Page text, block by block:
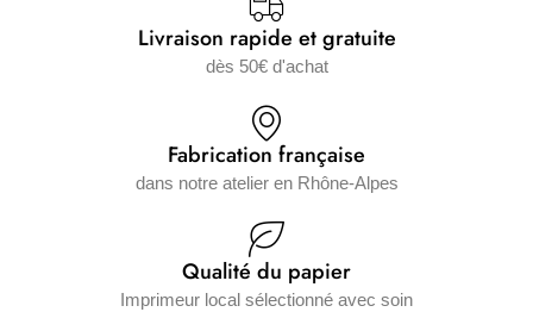
Livraison rapide et gratuite
dès 50€ d'achat
Fabrication française
dans notre atelier en Rhône-Alpes
Qualité du papier
Imprimeur local sélectionné avec soin